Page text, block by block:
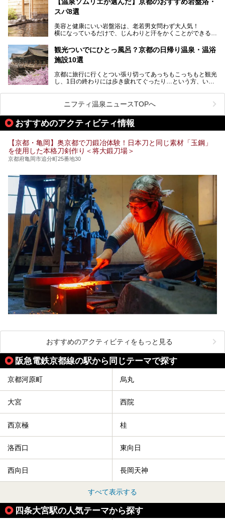
ナを体感してみたいですよね。
のある温浴施設を紹介します。
ウナを楽しみましょう！
スパ8選
美容と健康にいい岩盤浴は、老若男女問わず大人気！
横になっているだけで、じんわりと汗をかくことができるの
地元の方はもちろん、旅先としても人気の京都。
観光のついでに岩盤浴のある温泉に浸かってリフレッシュす
今回は京都にある岩盤浴のある施設をピックアップしてご紹
観光ついでにひとっ風呂？京都の日帰り温泉・温浴
施設10選
京都に旅行に行くとつい張り切ってあっちもこっちもと観光
し、1日の終わりには歩き疲れてぐったり…という方、いま
そんな疲れた身体には温泉です！京都には、市内にも郊外に
も素晴らしい温泉がたくさんあります。そこで、日帰り利用
できるおすすめの温泉・温浴施設をまとめてみました。
ニフティ温泉ニュースTOPへ
おすすめのアクティビティ情報
【京都・亀岡】奥京都で刀鍛冶体験！日本刀と同じ素材「玉鋼」
を使用した本格刀剣作り＜将大鍛刀場＞
京都府亀岡市追分町25番地30
おすすめのアクティビティをもっと見る
阪急電鉄京都線の駅から同じテーマで探す
京都河原町 烏丸
大宮 西院
西京極 桂
洛西口 東向日
西向日 長岡天神
すべて表示する
四条大宮駅の人気テーマから探す